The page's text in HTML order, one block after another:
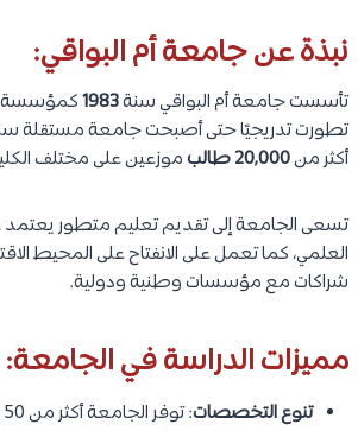
نبذة عن جامعة أم البواقي:
تأسست جامعة أم البواقي سنة1983كمؤسسة
تطورت تدريجيًا حتى أصبحت جامعة مستقلة
أكثر من20,000 طالب موزعين على مختلف
تسعى الجامعة إلى تقديم تعليم متطور يعتمد
العلمي، كما تعمل على الانفتاح على المحيط
شراكات مع مؤسسات وطنية ودولية.
مميزات الدراسة في الجامعة:
تنوع التخصصات